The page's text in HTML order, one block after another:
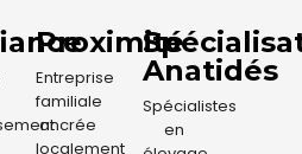
Proximité
Entreprise
familiale
ancrée
localement
Anatidés
Spécialistes
en